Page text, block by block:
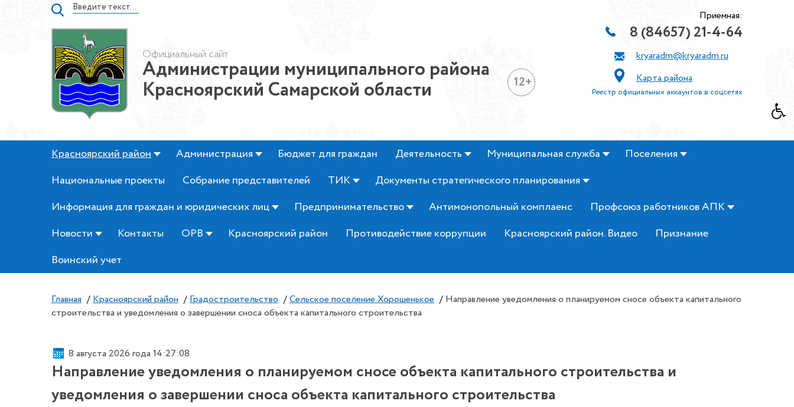
Официальный сайт
Администрации муниципального района
Красноярский Самарской области 12+
Приемная:
8 (84657) 21-4-64
kryaradm@kryaradm.ru
Карта района
Реестр официальных аккаунтов в соцсетях
Красноярский район Администрация Бюджет для граждан Деятельность Муниципальная служба
Поселения
Национальные проекты
Собрание представителей ТИК
Документы стратегического планирования
Информация для граждан и юридических лиц
Предпринимательство Антимонопольный комплаенс
Профсоюз работников АПК
Новости
Контакты ОРВ Красноярский район Противодействие коррупции Красноярский район. Видео
Признание
Воинский учет
Главная / Красноярский район / Градостроительство / Сельское поселение Хорошенькое / Направление уведомления о планируемом сносе объекта капитального
строительства и уведомления о завершении сноса объекта капитального строительства
8 августа 2026 года 14:27:08
Направление уведомления о планируемом сносе объекта капитального строительства и
уведомления о завершении сноса объекта капитального строительства